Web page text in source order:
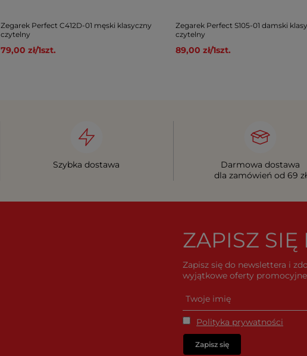
Zegarek Perfect C412D-01 męski klasyczny
czytelny
79,00 zł/1szt.
Zegarek Perfect S105-01 damski
czytelny
89,00 zł/1szt.
Szybka dostawa
Darmowa dostawa
dla zamówień od 69 zł
ZAPISZ SIĘ
Zapisz się do newslettera i
wyjątkowe oferty
Polityka prywatności
Zapisz się